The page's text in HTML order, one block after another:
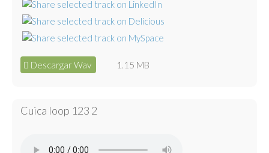
Descargar Wav 1.15 MB
Cuica loop 123 2